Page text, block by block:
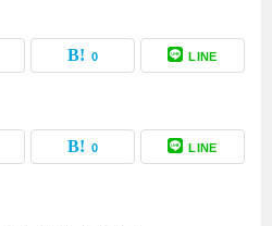
0 LINE
0 LINE